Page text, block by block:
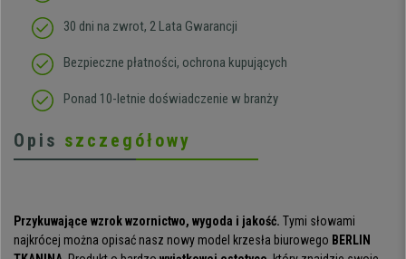
30 dni na zwrot, 2 Lata Gwarancji
Bezpieczne płatności, ochrona kupujących
Ponad 10-letnie doświadczenie w branży
Opis szczegółowy
Przykuwające wzrok wzornictwo, wygoda i jakość. Tymi słowami
najkrócej można opisać nasz nowy model krzesła biurowego BERLIN